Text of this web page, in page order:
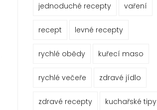
jednoduché recepty vaření
recept levné recepty
rychlé obědy kuřecí maso
rychlé večeře zdravé jídlo
zdravé recepty kuchařské tipy